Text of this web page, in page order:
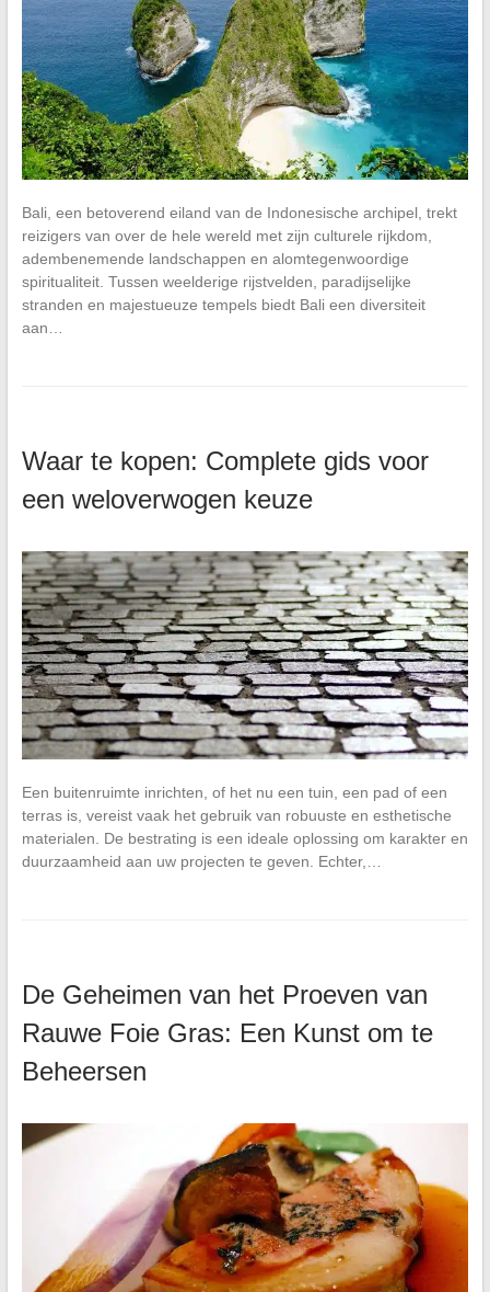
Bali, een betoverend eiland van de Indonesische archipel, trekt
reizigers van over de hele wereld met zijn culturele rijkdom,
adembenemende landschappen en alomtegenwoordige
spiritualiteit. Tussen weelderige rijstvelden, paradijselijke
stranden en majestueuze tempels biedt Bali een diversiteit
aan…
Waar te kopen: Complete gids voor
een weloverwogen keuze
Een buitenruimte inrichten, of het nu een tuin, een pad of een
terras is, vereist vaak het gebruik van robuuste en esthetische
materialen. De bestrating is een ideale oplossing om karakter en
duurzaamheid aan uw projecten te geven. Echter,…
De Geheimen van het Proeven van
Rauwe Foie Gras: Een Kunst om te
Beheersen